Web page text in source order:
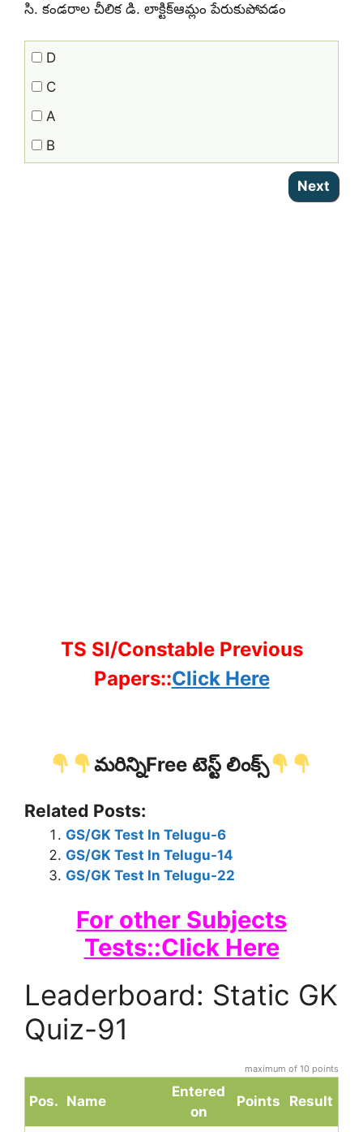
సి. కండరాల చీలిక డి. లాక్టిక్‌ఆమ్లం పేరుకుపోవడం
D
C
A
B
TS SI/Constable Previous
Papers::Click Here
మరిన్నిFree టెస్ట్ లింక్స్
Related Posts:
GS/GK Test In Telugu-6
GS/GK Test In Telugu-14
GS/GK Test In Telugu-22
For other Subjects
Tests::Click Here
Leaderboard: Static GK
Quiz-91
maximum of 10 points
Pos. Name
Entered
on
Points Result